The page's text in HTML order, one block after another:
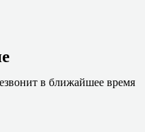
в ближайшее время